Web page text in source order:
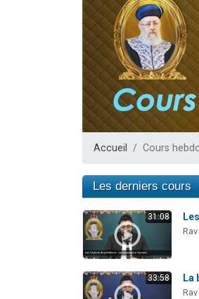
Accueil Cours
Les derniers cours
31:08
33:58 La